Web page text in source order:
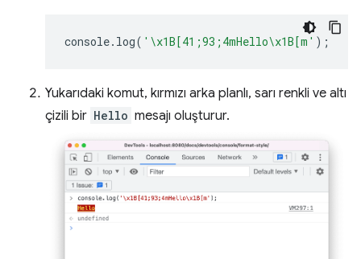
console. log( '\x1B[41;93;4mHello\x1B[m' );
Yukarıdaki komut, kırmızı arka planlı, sarı renkli ve altı
çizili bir Hello mesajı oluşturur.